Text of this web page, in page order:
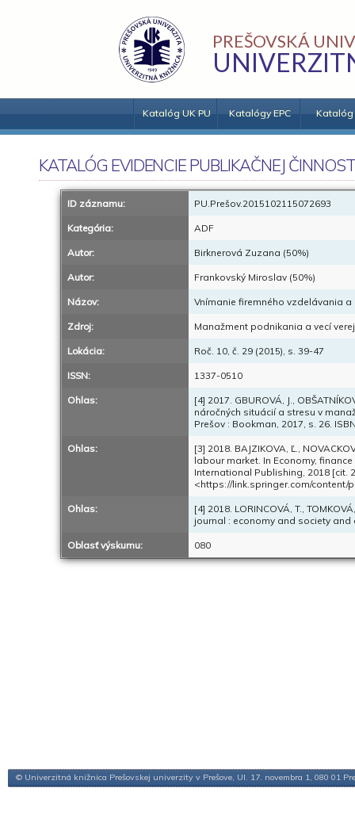
PREŠOVSKÁ
Katalóg UK PU Katalógy EPC Katalóg
KATALÓG EVIDENCIE PUBLIKAČNEJ
ID záznamu: PU.Prešov.2015102115072693
Kategória: ADF
Autor: Birknerová Zuzana (50%)
Autor: Frankovský Miroslav (50%)
Názov: Vnímanie firemného vzdelávania
Zdroj: Manažment podnikania a vecí
Lokácia: Roč. 10, č. 29 (2015), s. 39-47
ISSN: 1337-0510
Ohlas:
[4] 2017. GBUROVÁ, J.,
náročných situácií a stresu v
Prešov : Bookman, 2017, s. 26.
Ohlas:
[3] 2018. BAJZIKOVA, Ľ.,
labour market. In Economy,
International Publishing, 2018 [cit.
<https://link.springer.com/content/
Ohlas:
[4] 2018. LORINCOVÁ, T.,
journal : economy and society and
Oblasť výskumu: 080
© Univerzitná knižnica Prešovskej univerzity v Prešove, Ul. 17. novembra 1, 080 01